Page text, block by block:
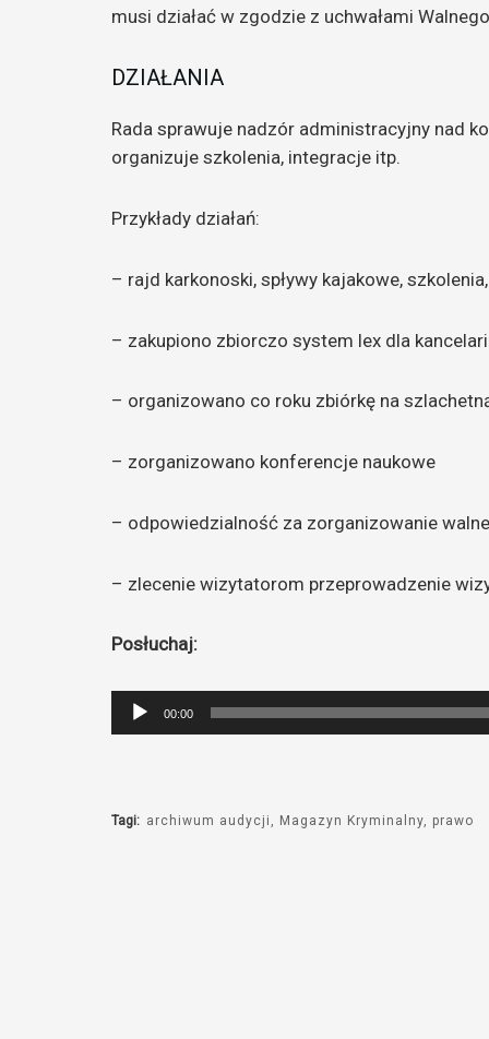
musi działać w zgodzie z uchwałami
DZIAŁANIA
Rada sprawuje nadzór administracyjny nad
organizuje szkolenia, integracje itp.
Przykłady działań:
– rajd karkonoski, spływy kajakowe,
– zakupiono zbiorczo system lex dla
– organizowano co roku zbiórkę na
– zorganizowano konferencje naukowe
– odpowiedzialność za zorganizowanie
– zlecenie wizytatorom przeprowadzenie
Posłuchaj:
Odtwarzacz
plików
00:00
Tagi: archiwum audycji Magazyn Kryminalny prawo